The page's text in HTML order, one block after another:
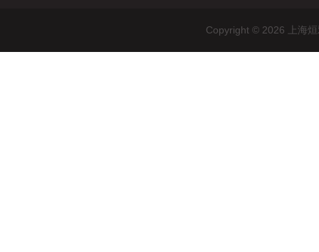
Copyright © 2026 上海